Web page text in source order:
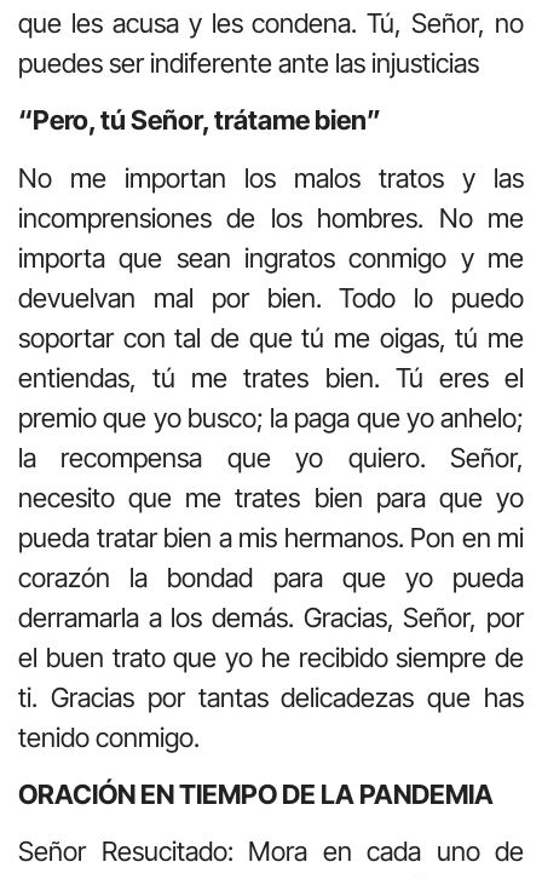
que les acusa y les condena. Tú, Señor, no
puedes ser indiferente ante las injusticias
“Pero, tú Señor, trátame bien”
No me importan los malos tratos y las
incomprensiones de los hombres. No me
importa que sean ingratos conmigo y me
devuelvan mal por bien. Todo lo puedo
soportar con tal de que tú me oigas, tú me
entiendas, tú me trates bien. Tú eres el
premio que yo busco; la paga que yo anhelo;
la recompensa que yo quiero. Señor,
necesito que me trates bien para que yo
pueda tratar bien a mis hermanos. Pon en mi
corazón la bondad para que yo pueda
derramarla a los demás. Gracias, Señor, por
el buen trato que yo he recibido siempre de
ti. Gracias por tantas delicadezas que has
tenido conmigo.
ORACIÓN EN TIEMPO DE LA PANDEMIA
Señor Resucitado: Mora en cada uno de